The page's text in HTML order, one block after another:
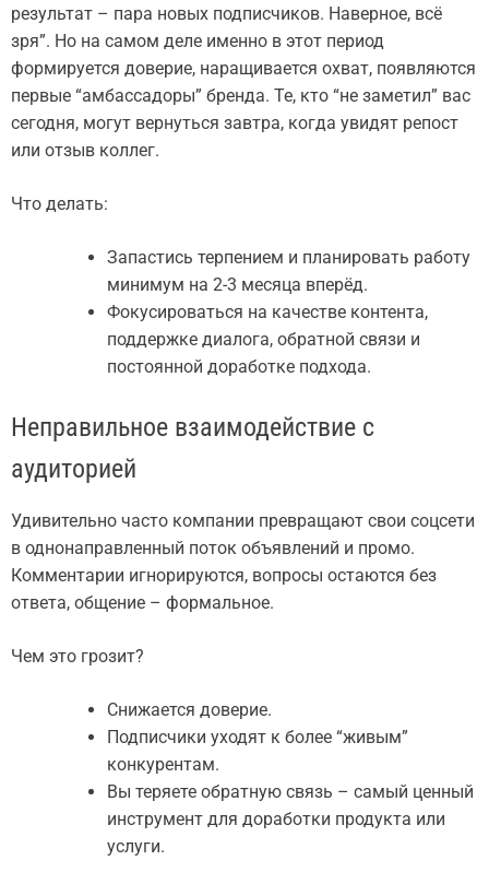
результат – пара новых подписчиков. Наверное, всё
зря”. Но на самом деле именно в этот период
формируется доверие, наращивается охват, появляются
первые “амбассадоры” бренда. Те, кто “не заметил” вас
сегодня, могут вернуться завтра, когда увидят репост
или отзыв коллег.
Что делать:
Запастись терпением и планировать работу
минимум на 2-3 месяца вперёд.
Фокусироваться на качестве контента,
поддержке диалога, обратной связи и
постоянной доработке подхода.
Неправильное взаимодействие с
аудиторией
Удивительно часто компании превращают свои соцсети
в однонаправленный поток объявлений и промо.
Комментарии игнорируются, вопросы остаются без
ответа, общение – формальное.
Чем это грозит?
Снижается доверие.
Подписчики уходят к более “живым”
конкурентам.
Вы теряете обратную связь – самый ценный
инструмент для доработки продукта или
услуги.